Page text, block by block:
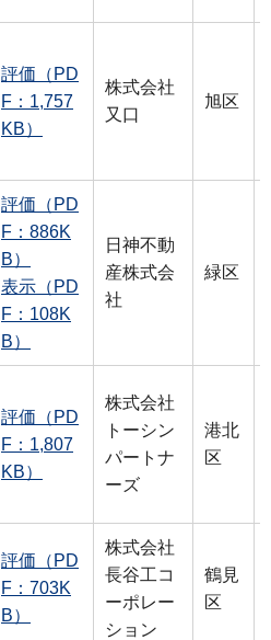
評価（PD
F：1,757
KB）
株式会社
又口
旭区
評価（PD
F：886K
B）
表示（PD
F：108K
B）
日神不動
産株式会
社
緑区
評価（PD
F：1,807
KB）
株式会社
トーシン
パートナ
ーズ
港北
区
評価（PD
F：703K
B）
株式会社
長谷工コ
ーポレー
ション
鶴見
区